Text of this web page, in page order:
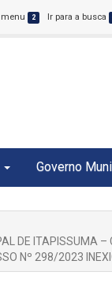
menu 2 Ir para a busca
Governo
DE ITAPISSUMA
Nº 298/2023